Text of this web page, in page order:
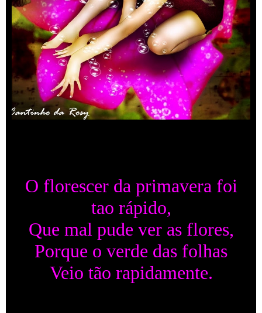
O florescer da primavera foi
tao rápido,
Que mal pude ver as flores,
Porque o verde das folhas
Veio tão rapidamente.